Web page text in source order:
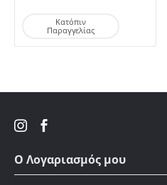
Κατόπιν
Παραγγελίας
Ο Λογαριασμός μου